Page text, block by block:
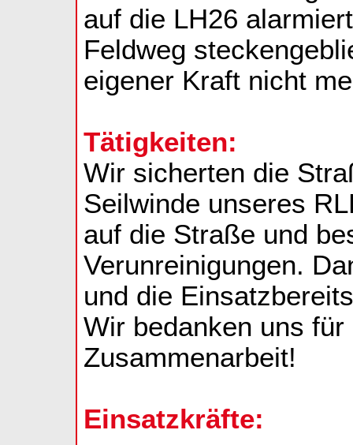
auf die LH26
Feldweg
eigener Kraft nicht
Tätigkeiten:
Wir sicherten die
Seilwinde unseres
auf die Straße und
Verunreinigungen.
und die
Wir bedanken uns
Zusammenarbeit!
Einsatzkräfte: